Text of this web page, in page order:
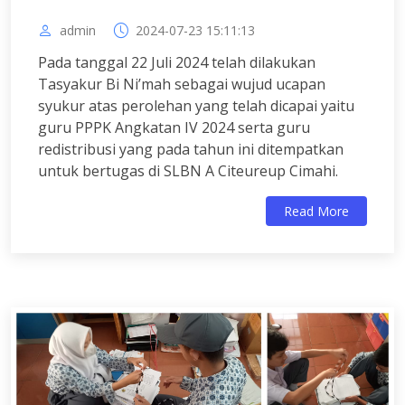
admin 2024-07-23 15:11:13
Pada tanggal 22 Juli 2024 telah dilakukan
Tasyakur Bi Ni’mah sebagai wujud ucapan
syukur atas perolehan yang telah dicapai yaitu
guru PPPK Angkatan IV 2024 serta guru
redistribusi yang pada tahun ini ditempatkan
untuk bertugas di SLBN A Citeureup Cimahi.
Read More